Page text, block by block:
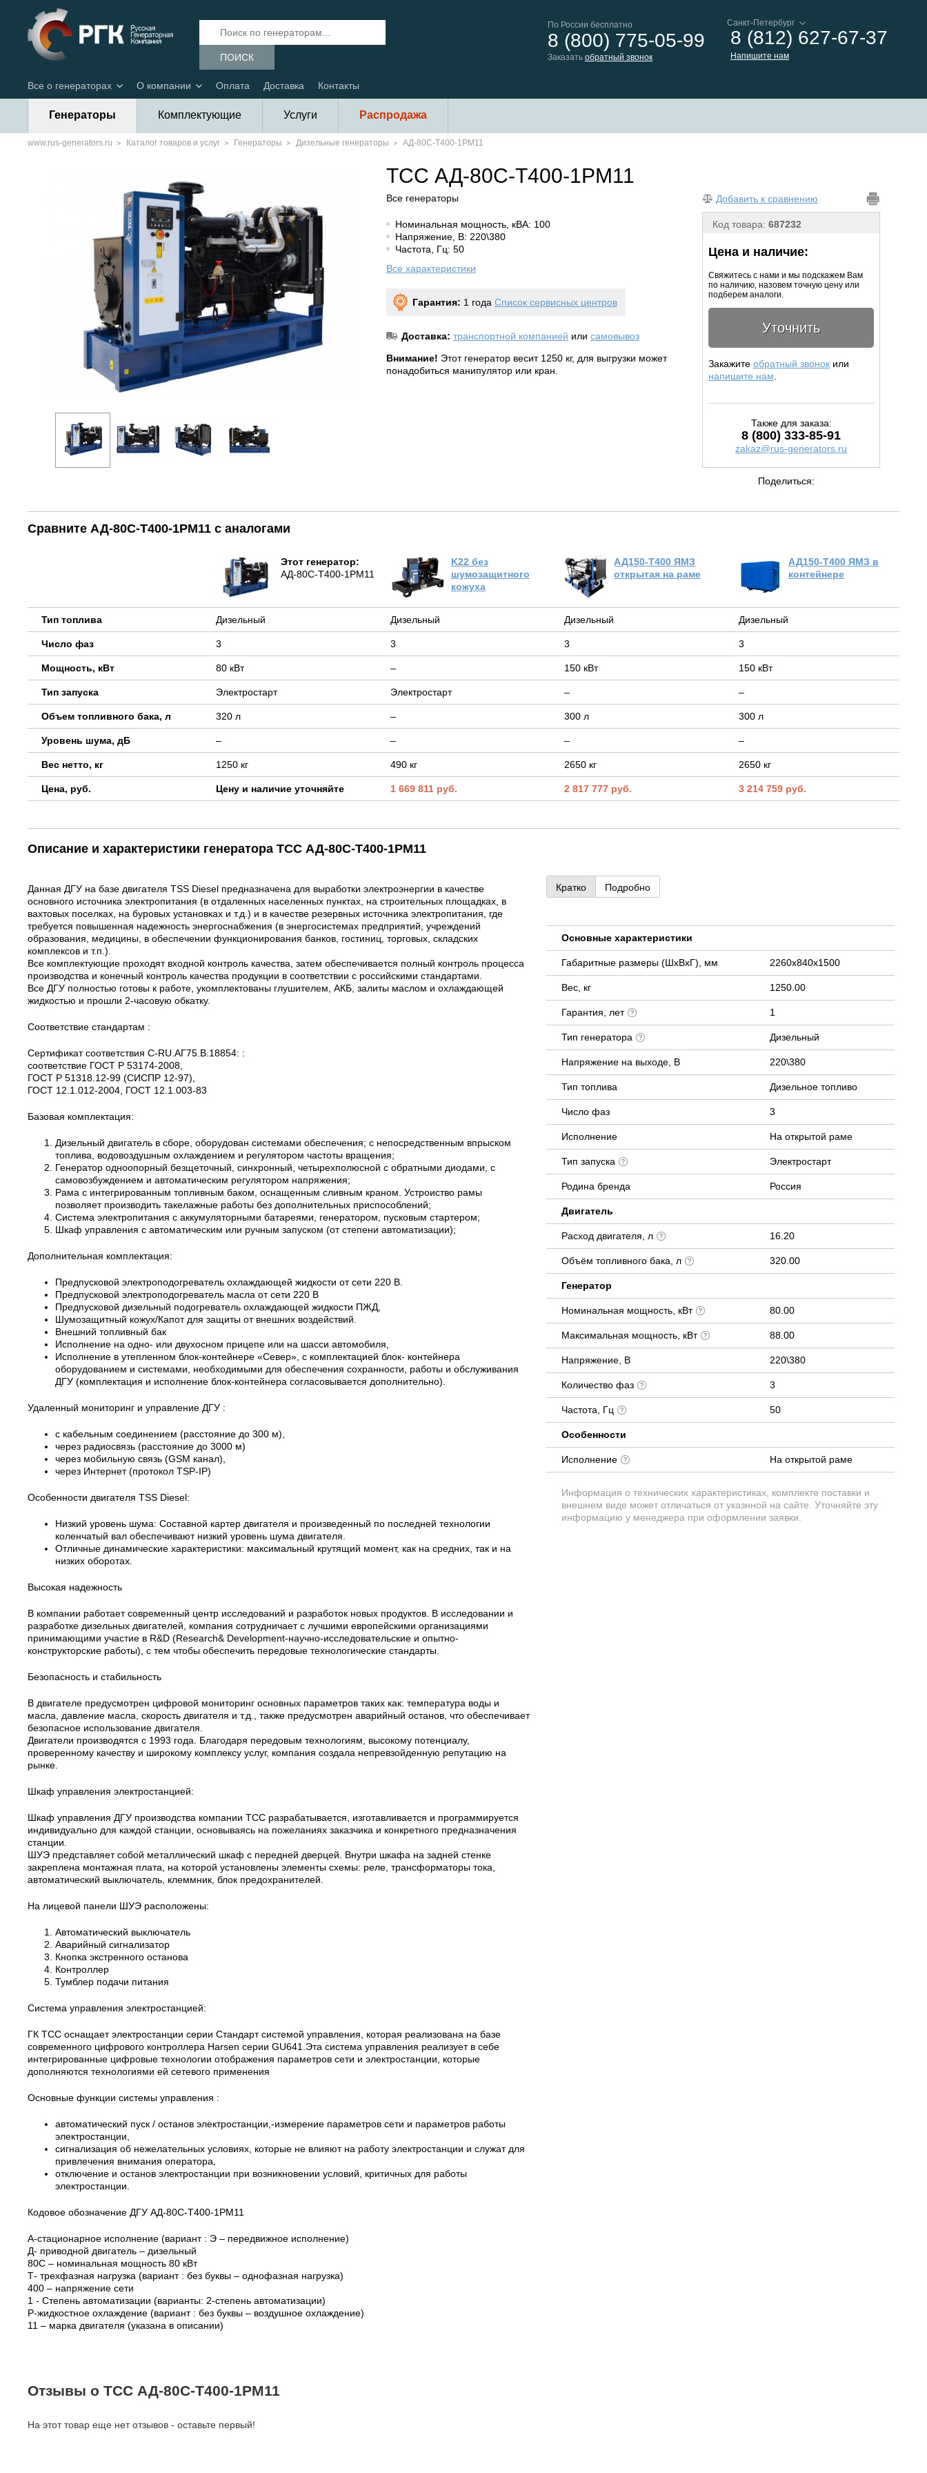
ПОИСК
По России бесплатно
8 (800) 775-05-99
Заказать обратный звонок
8 (812) 627-67-37
Напишите нам
Все о генераторах О компании Оплата Доставка Контакты
Генераторы Комплектующие Услуги Распродажа
www.rus-generators.ru Каталог товаров и услуг Генераторы Дизельные генераторы АД-80С-Т400-1РМ11
ТСС АД-80С-Т400-1РМ11
Все генераторы
Номинальная мощность, кВА: 100
Напряжение, В: 220\380
Частота, Гц: 50
Все характеристики
Гарантия: 1 года Список сервисных центров
Доставка: транспортной компанией или самовывоз
Внимание! Этот генератор весит 1250 кг, для выгрузки может
понадобиться манипулятор или кран.
Добавить к сравнению
Код товара: 687232
Цена и наличие:
Свяжитесь с нами и мы подскажем Вам
по наличию, назовем точную цену или
подберем аналоги.
Уточнить
Закажите обратный звонок или
напишите нам.
Также для заказа:
8 (800) 333-85-91
zakaz@rus-generators.ru
Поделиться:
Сравните АД-80С-Т400-1РМ11 с аналогами
Тип топлива
Число фаз
Мощность, кВт
Тип запуска
Объем топливного бака, л
Уровень шума, дБ
Вес нетто, кг
Цена, руб.
Этот генератор:
АД-80С-Т400-1РМ11
Дизельный
3
80 кВт
Электростарт
320 л
–
1250 кг
Цену и наличие уточняйте
K22 без
шумозащитного
кожуха
Дизельный
3
–
Электростарт
–
–
490 кг
1 669 811 руб.
АД150-Т400 ЯМЗ
открытая на раме
Дизельный
3
150 кВт
–
300 л
–
2650 кг
2 817 777 руб.
АД150-Т400 ЯМЗ в
контейнере
Дизельный
3
150 кВт
–
300 л
–
2650 кг
3 214 759 руб.
Описание и характеристики генератора ТСС АД-80С-Т400-1РМ11
Данная ДГУ на базе двигателя TSS Diesel предназначена для выработки электроэнергии в качестве
основного источника электропитания (в отдаленных населенных пунктах, на строительных площадках, в
вахтовых поселках, на буровых установках и т.д.) и в качестве резервных источника электропитания, где
требуется повышенная надежность энергоснабжения (в энергосистемах предприятий, учреждений
образования, медицины, в обеспечении функционирования банков, гостиниц, торговых, складских
комплексов и т.п.).
Все комплектующие проходят входной контроль качества, затем обеспечивается полный контроль процесса
производства и конечный контроль качества продукции в соответствии с российскими стандартами.
Все ДГУ полностью готовы к работе, укомплектованы глушителем, АКБ, залиты маслом и охлаждающей
жидкостью и прошли 2-часовую обкатку.
Соответствие стандартам :
Сертификат соответствия C-RU.АГ75.B.18854: :
соответствие ГОСТ Р 53174-2008,
ГОСТ Р 51318.12-99 (СИСПР 12-97),
ГОСТ 12.1.012-2004, ГОСТ 12.1.003-83
Базовая комплектация:
Дизельный двигатель в сборе, оборудован системами обеспечения; с непосредственным впрыском
топлива, водовоздушным охлаждением и регулятором частоты вращения;
Генератор одноопорный безщеточный, синхронный, четырехполюсной с обратными диодами, с
самовозбуждением и автоматическим регулятором напряжения;
Рама с интегрированным топливным баком, оснащенным сливным краном. Устроиство рамы
позволяет производить такелажные работы без дополнительных приспособлений;
Система электропитания с аккумуляторными батареями, генератором, пусковым стартером;
Шкаф управления с автоматическим или ручным запуском (от степени автоматизации);
Дополнительная комплектация:
Предпусковой электроподогреватель охлаждающей жидкости от сети 220 В.
Предпусковой электроподогреватель масла от сети 220 В
Предпусковой дизельный подогреватель охлаждающей жидкости ПЖД,
Шумозащитный кожух/Капот для защиты от внешних воздействий.
Внешний топливный бак
Исполнение на одно- или двухосном прицепе или на шасси автомобиля,
Исполнение в утепленном блок-контейнере «Север», с комплектацией блок- контейнера
оборудованием и системами, необходимыми для обеспечения сохранности, работы и обслуживания
ДГУ (комплектация и исполнение блок-контейнера согласовывается дополнительно).
Удаленный мониторинг и управление ДГУ :
с кабельным соединением (расстояние до 300 м),
через радиосвязь (расстояние до 3000 м)
через мобильную связь (GSM канал),
через Интернет (протокол TSP-IP)
Особенности двигателя TSS Diesel:
Низкий уровень шума: Составной картер двигателя и произведенный по последней технологии
коленчатый вал обеспечивают низкий уровень шума двигателя.
Отличные динамические характеристики: максимальный крутящий момент, как на средних, так и на
низких оборотах.
Высокая надежность
В компании работает современный центр исследований и разработок новых продуктов. В исследовании и
разработке дизельных двигателей, компания сотрудничает с лучшими европейскими организациями
принимающими участие в R&D (Research& Development-научно-исследовательские и опытно-
конструкторские работы), с тем чтобы обеспечить передовые технологические стандарты.
Безопасность и стабильность
В двигателе предусмотрен цифровой мониторинг основных параметров таких как: температура воды и
масла, давление масла, скорость двигателя и т.д., также предусмотрен аварийный останов, что обеспечивает
безопасное использование двигателя.
Двигатели производятся с 1993 года. Благодаря передовым технологиям, высокому потенциалу,
проверенному качеству и широкому комплексу услуг, компания создала непревзойденную репутацию на
рынке.
Шкаф управления электростанцией:
Шкаф управления ДГУ производства компании ТСС разрабатывается, изготавливается и программируется
индивидуально для каждой станции, основываясь на пожеланиях заказчика и конкретного предназначения
станции.
ШУЭ представляет собой металлический шкаф с передней дверцей. Внутри шкафа на задней стенке
закреплена монтажная плата, на которой установлены элементы схемы: реле, трансформаторы тока,
автоматический выключатель, клеммник, блок предохранителей.
На лицевой панели ШУЭ расположены:
Автоматический выключатель
Аварийный сигнализатор
Кнопка экстренного останова
Контроллер
Тумблер подачи питания
Система управления электростанцией:
ГК ТСС оснащает электростанции серии Стандарт системой управления, которая реализована на базе
современного цифрового контроллера Harsen серии GU641.Эта система управления реализует в себе
интегрированные цифровые технологии отображения параметров сети и электростанции, которые
дополняются технологиями ей сетевого применения
Основные функции системы управления :
автоматический пуск / останов электростанции,-измерение параметров сети и параметров работы
электростанции,
сигнализация об нежелательных условиях, которые не влияют на работу электростанции и служат для
привлечения внимания оператора,
отключение и останов электростанции при возникновении условий, критичных для работы
электростанции.
Кодовое обозначение ДГУ АД-80С-T400-1РМ11
А-стационарное исполнение (вариант : Э – передвижное исполнение)
Д- приводной двигатель – дизельный
80С – номинальная мощность 80 кВт
Т- трехфазная нагрузка (вариант : без буквы – однофазная нагрузка)
400 – напряжение сети
1 - Степень автоматизации (варианты: 2-степень автоматизации)
Р-жидкостное охлаждение (вариант : без буквы – воздушное охлаждение)
11 – марка двигателя (указана в описании)
Кратко Подробно
Основные характеристики
Габаритные размеры (ШхВхГ), мм 2260x840x1500
Вес, кг 1250.00
Гарантия, лет 1
Тип генератора Дизельный
Напряжение на выходе, В 220\380
Тип топлива Дизельное топливо
Число фаз 3
Исполнение На открытой раме
Тип запуска Электростарт
Родина бренда Россия
Двигатель
Расход двигателя, л 16.20
Объём топливного бака, л 320.00
Генератор
Номинальная мощность, кВт 80.00
Максимальная мощность, кВт 88.00
Напряжение, В 220\380
Количество фаз 3
Частота, Гц 50
Особенности
Исполнение На открытой раме
Информация о технических характеристиках, комплекте поставки и
внешнем виде может отличаться от указнной на сайте. Уточняйте эту
информацию у менеджера при оформлении заявки.
Отзывы о ТСС АД-80С-Т400-1РМ11
На этот товар еще нет отзывов - оставьте первый!